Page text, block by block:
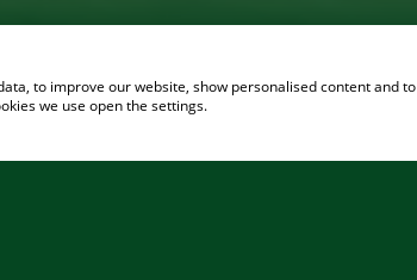
CONTACTO
MENÚS Y
to improve our website, show personalised content and
we use open the settings.